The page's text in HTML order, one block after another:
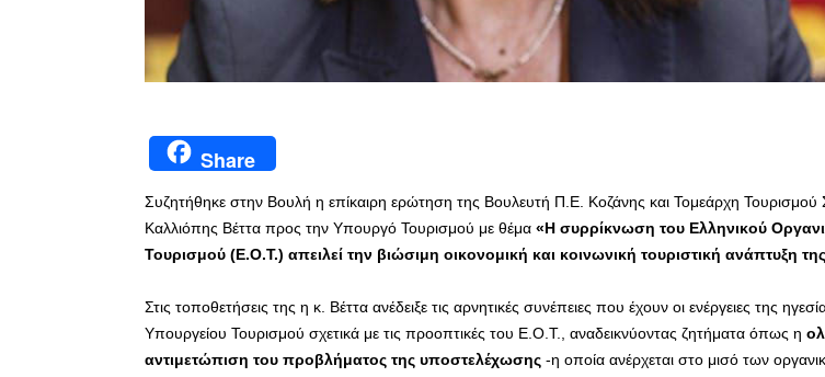
Share
Συζητήθηκε στην Βουλή η επίκαιρη ερώτηση της Βουλευτή Π.Ε. Κοζάνης και Τομεάρχη
Καλλιόπης Βέττα προς την Υπουργό Τουρισμού με θέμα «Η συρρίκνωση του Ελληνικού
Τουρισμού (Ε.Ο.Τ.) απειλεί την βιώσιμη οικονομική και κοινωνική τουριστική ανάπτυξη
Στις τοποθετήσεις της η κ. Βέττα ανέδειξε τις αρνητικές συνέπειες που έχουν οι ενέργειες της
Υπουργείου Τουρισμού σχετικά με τις προοπτικές του Ε.Ο.Τ., αναδεικνύοντας ζητήματα όπως η
αντιμετώπιση του προβλήματος της υποστελέχωσης -η οποία ανέρχεται στο μισό των